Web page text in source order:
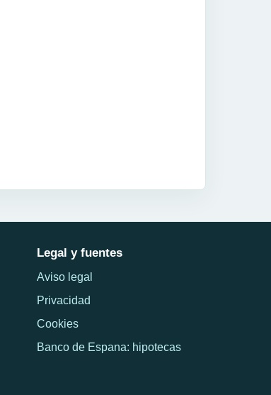
Legal y fuentes
Aviso legal
Privacidad
Cookies
Banco de Espana: hipotecas